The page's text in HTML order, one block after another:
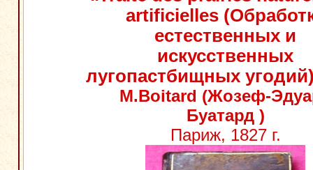
artificielles
естественных и
искусственных
лугопастбищных
M.Boitard (Жозеф-
Буатард )
Париж, 1827 г.